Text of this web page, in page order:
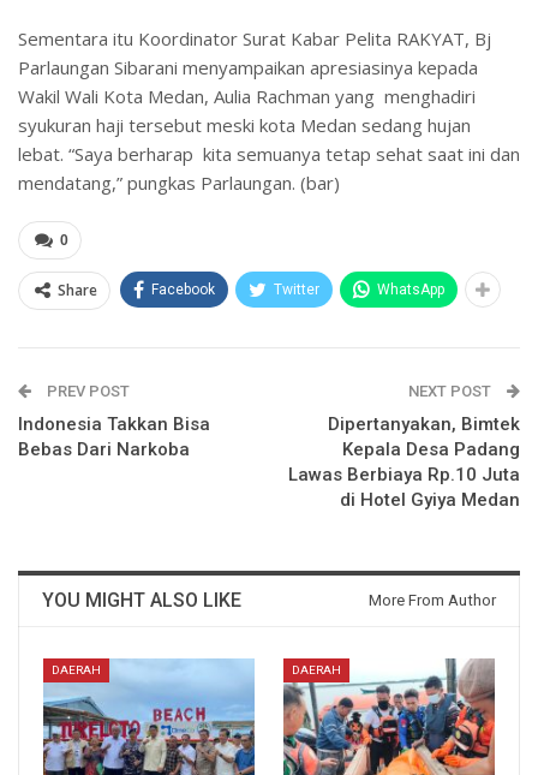
Sementara itu Koordinator Surat Kabar Pelita RAKYAT, Bj
Parlaungan Sibarani menyampaikan apresiasinya kepada
Wakil Wali Kota Medan, Aulia Rachman yang menghadiri
syukuran haji tersebut meski kota Medan sedang hujan
lebat. “Saya berharap kita semuanya tetap sehat saat ini dan
mendatang,” pungkas Parlaungan. (bar)
0
Share Facebook Twitter WhatsApp
PREV POST
Indonesia Takkan Bisa
Bebas Dari Narkoba
NEXT POST
Dipertanyakan, Bimtek
Kepala Desa Padang
Lawas Berbiaya Rp.10 Juta
di Hotel Gyiya Medan
YOU MIGHT ALSO LIKE More From Author
DAERAH DAERAH